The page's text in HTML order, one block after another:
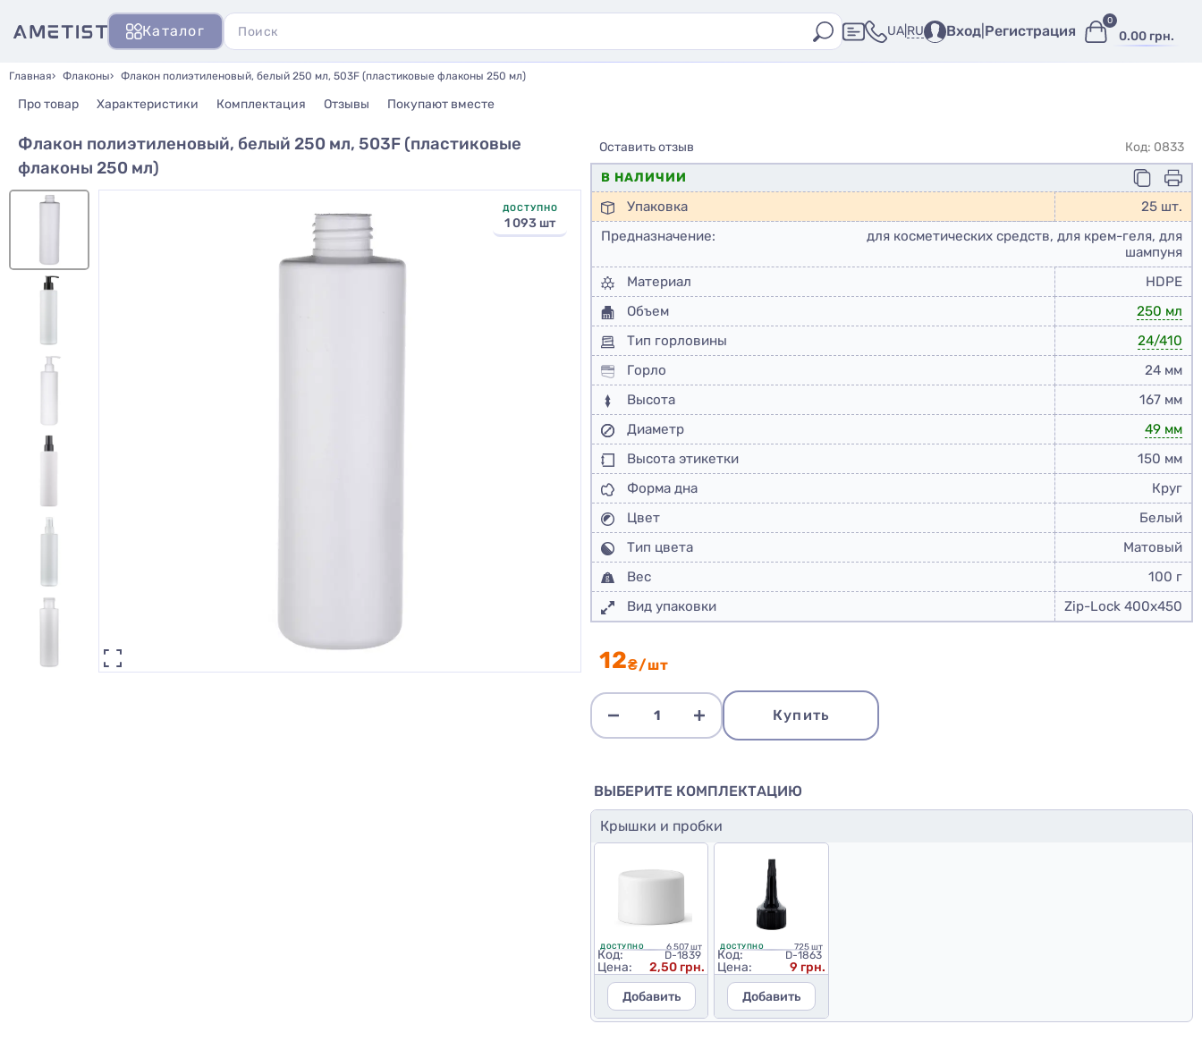
Каталог UA RU Вход Регистрация 0.00 грн.
0
Главная Флаконы Флакон полиэтиленовый, белый 250 мл, 503F (пластиковые флаконы 250 мл)
Про товар Характеристики Комплектация Отзывы Покупают вместе
Флакон полиэтиленовый, белый 250 мл, 503F (пластиковые
флаконы 250 мл)
ДОСТУПНО
1 093 шт
12₴/шт
Купить
Оставить отзыв
Код: 0833
В НАЛИЧИИ
Упаковка
25 шт.
Предназначение:
для косметических средств, для крем-геля, для
шампуня
Материал
HDPE
Объем
250 мл
Тип горловины
24/410
Горло
24 мм
Высота
167 мм
Диаметр
49 мм
Высота этикетки
150 мм
Форма дна
Круг
Цвет
Белый
Тип цвета
Матовый
Вес
100 г
Вид упаковки
Zip-Lock 400x450
ВЫБЕРИТЕ КОМПЛЕКТАЦИЮ
Крышки и пробки
ДОСТУПНО 6 507 шт
Код: D-1839
Цена:
2,50 грн.
Добавить
ДОСТУПНО 725 шт
Код: D-1863
Цена:
9 грн.
Добавить